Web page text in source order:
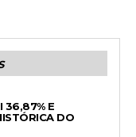
36,87% E
DO